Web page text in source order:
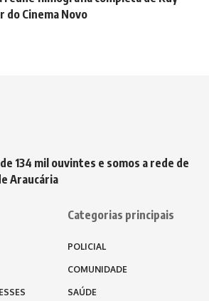
do Cinema Novo
134 mil ouvintes e somos a rede de
Araucária
Categorias principais
POLICIAL
COMUNIDADE
SAÚDE